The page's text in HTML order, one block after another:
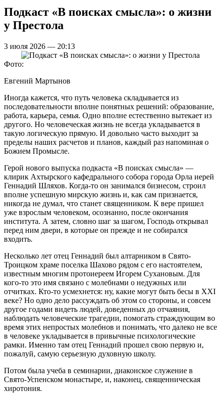
Подкаст «В поисках смысла»: о жизни
у Престола
3 июля 2026 — 20:13
Фото:
Евгений Мартынов
Иногда кажется, что путь человека складывается из
последовательности вполне понятных решений: образование,
работа, карьера, семья. Одно вполне естественно вытекает из
другого. Но человеческая жизнь не всегда укладывается в
такую логическую прямую. И довольно часто выходит за
пределы наших расчетов и планов, каждый раз напоминая о
Божием Промысле.
Герой нового выпуска подкаста «В поисках смысла» —
клирик Ахтырского кафедрального собора города Орла иерей
Геннадий Шляхов. Когда-то он занимался бизнесом, строил
вполне успешную мирскую жизнь и, как сам признается,
никогда не думал, что станет священником. К вере пришел
уже взрослым человеком, осознанно, после окончания
института. А затем, словно шаг за шагом, Господь открывал
перед ним двери, в которые он прежде и не собирался
входить.
Несколько лет отец Геннадий был алтарником в Свято-
Троицком храме поселка Шахово рядом с его настоятелем,
известным многим протоиереем Игорем Сухановым. Для
кого-то это имя связано с молебнами о недужных или
отчитках. Кто-то усмехнется: ну, какие могут быть бесы в XXI
веке? Но одно дело рассуждать об этом со стороны, и совсем
другое годами видеть людей, доведенных до отчаяния,
наблюдать человеческие трагедии, помогать страждующим во
время этих непростых молебнов и понимать, что далеко не все
в человеке укладывается в привычные психологические
рамки. Именно там отец Геннадий прошел свою первую и,
пожалуй, самую серьезную духовную школу.
Потом была учеба в семинарии, диаконское служение в
Свято-Успенском монастыре, и, наконец, священническая
хиротония.